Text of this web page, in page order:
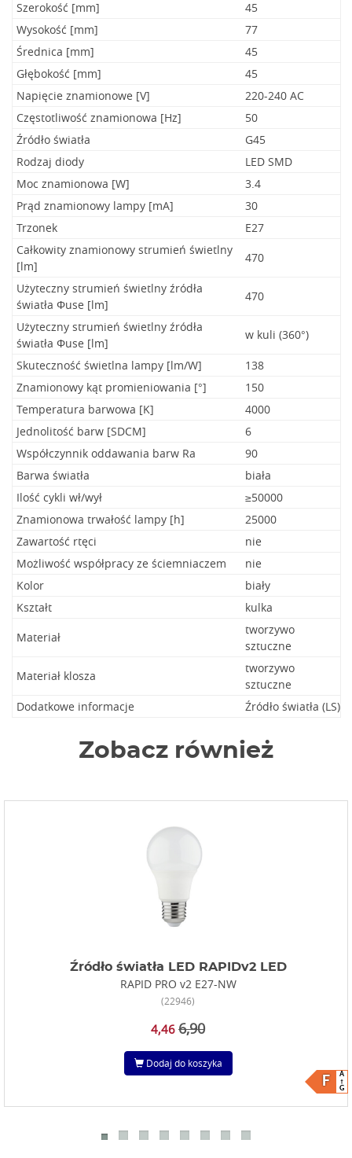
Szerokość [mm]
45
Wysokość [mm]
77
Średnica [mm]
45
Głębokość [mm]
45
Napięcie znamionowe [V]
220-240 AC
Częstotliwość znamionowa [Hz]
50
Źródło światła
G45
Rodzaj diody
LED SMD
Moc znamionowa [W]
3.4
Prąd znamionowy lampy [mA]
30
Trzonek
E27
Całkowity znamionowy strumień świetlny
[lm]
470
Użyteczny strumień świetlny źródła
światła Φuse [lm]
470
Użyteczny strumień świetlny źródła
światła Φuse [lm]
w kuli (360°)
Skuteczność świetlna lampy [lm/W]
138
Znamionowy kąt promieniowania [°]
150
Temperatura barwowa [K]
4000
Jednolitość barw [SDCM]
6
Współczynnik oddawania barw Ra
90
Barwa światła
biała
Ilość cykli wł/wył
≥50000
Znamionowa trwałość lampy [h]
25000
Zawartość rtęci
nie
Możliwość współpracy ze ściemniaczem
nie
Kolor
biały
Kształt
kulka
Materiał
tworzywo
sztuczne
Materiał klosza
tworzywo
sztuczne
Dodatkowe informacje
Źródło światła (LS)
Zobacz również
F
A
G
Źródło światła LED RAPIDv2 LED
RAPID PRO v2 E27-NW
(22946)
4,46 6,90
Dodaj do koszyka